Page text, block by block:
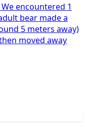
We encountered 1
bear made a
5 meters away)
moved away